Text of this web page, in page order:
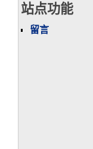
站点功能
留言